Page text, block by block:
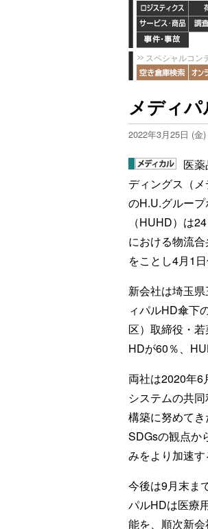
スペシャルコン
メディパ
2022年3月25日 (金)
医
ディングス（
のH.U.グルー
（HUHD）は
における物流合
をことし4月1
新会社は埼玉
ィパルHD傘下
区）取締役・
HDが60％、
両社は2020年6
システムの共
構築に努めて
SDGsの観点か
みをより加速す
今後は9月末ま
パルHDは医療
能を、順次新会